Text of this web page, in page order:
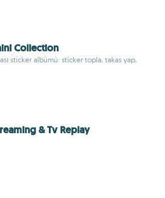
Collection
sticker albümü: sticker topla, takas yap,
& Tv Replay